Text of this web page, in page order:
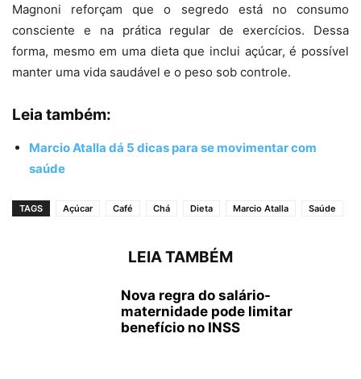
Magnoni reforçam que o segredo está no consumo
consciente e na prática regular de exercícios. Dessa
forma, mesmo em uma dieta que inclui açúcar, é possível
manter uma vida saudável e o peso sob controle.
Leia também:
Marcio Atalla dá 5 dicas para se movimentar com
saúde
TAGS Açúcar Café Chá Dieta Marcio Atalla Saúde
LEIA TAMBÉM
Nova regra do salário-
maternidade pode limitar
benefício no INSS